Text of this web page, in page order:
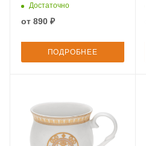
Достаточно
от 890 ₽
ПОДРОБНЕЕ